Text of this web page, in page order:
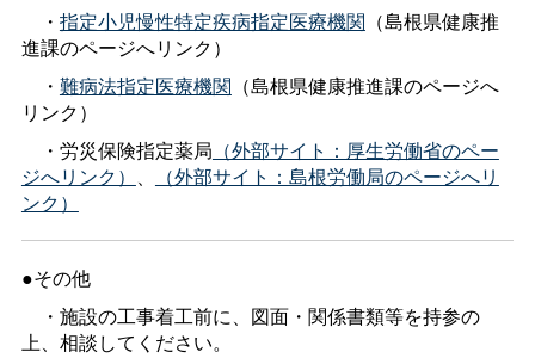
・ 指定小児慢性特定疾病指定医療機関 （島根県健康推
進課のページへリンク）
・ 難病法指定医療機関 （島根県健康推進課のページへ
リンク）
・労災保険指定薬局 （外部サイト：厚生労働省のペー
ジへリンク） 、
（外部サイト：島根労働局のページへリ
ンク）
●その他
・施設の工事着工前に、図面・関係書類等を持参の
上、相談してください。